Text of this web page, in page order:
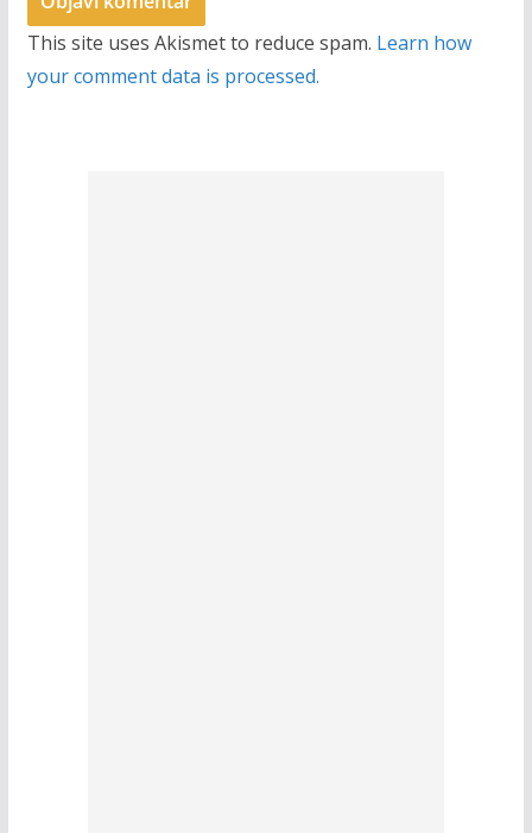
This site uses Akismet to reduce spam. Learn how
your comment data is processed.